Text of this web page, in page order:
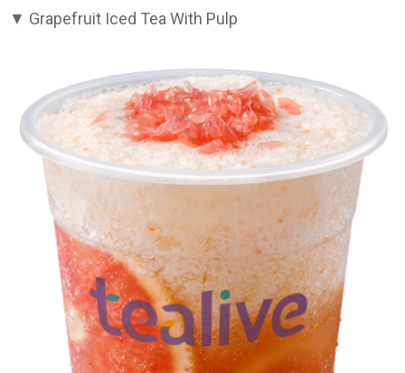
▼ Grapefruit Iced Tea With Pulp